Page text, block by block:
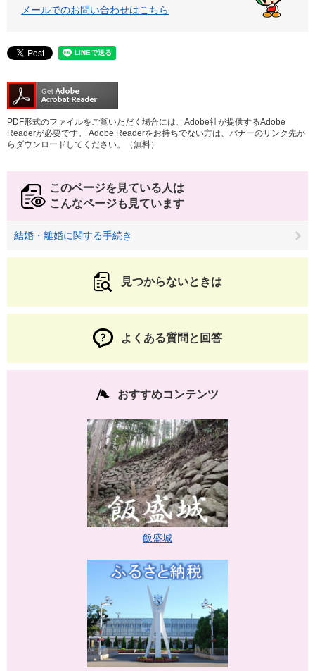
メールでのお問い合わせはこちら
PDF形式のファイルをご覧いただく場合には、Adobe社が提供するAdobe
Readerが必要です。
Adobe Readerをお持ちでない方は、バナーのリンク先か
らダウンロードしてください。（無料）
このページを見ている人は
こんなページも見ています
結婚・離婚に関する手続き
見つからないときは
よくある質問と回答
おすすめコンテンツ
飯盛城